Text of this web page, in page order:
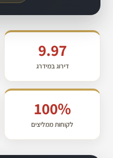
9.97
דירוג במידרג
100%
לקוחות ממליצים